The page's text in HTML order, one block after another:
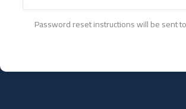
Password reset instructions will be sent